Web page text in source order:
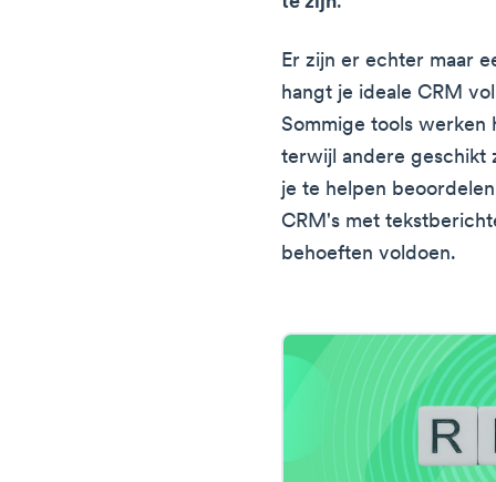
Er zijn er echter maar
hangt je ideale CRM
Sommige tools
terwijl andere geschikt
je te helpen
CRM's met
behoeften voldoen.